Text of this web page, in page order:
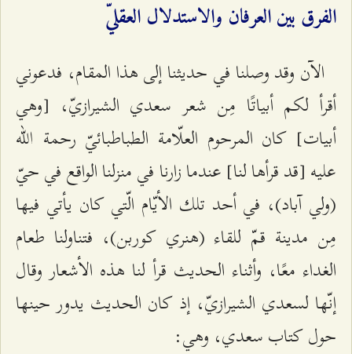
الفرق بين العرفان والاستدلال العقليّ
الآن وقد وصلنا في حديثنا إلى هذا المقام، فدعوني
أقرأ لكم أبياتًا مِن شعر سعدي الشيرازيّ، [وهي
أبيات] كان المرحوم العلّامة الطباطبائيّ رحمة الله
عليه [قد قرأها لنا] عندما زارنا في منزلنا الواقع في حيّ
(ولي آباد)، في أحد تلك الأيّام الّتي كان يأتي فيها
مِن مدينة قمّ للقاء (هنري كوربن)، فتناولنا طعام
الغداء معًا، وأثناء الحديث قرأ لنا هذه الأشعار وقال
إنّها لسعدي الشيرازيّ، إذ كان الحديث يدور حينها
حول كتاب سعدي، وهي: